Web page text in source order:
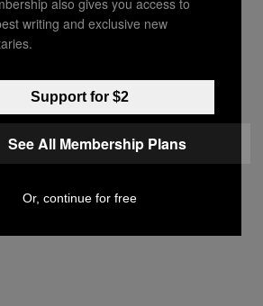
writing and exclusive new
Support for $2
See All Membership Plans
Or, continue for free